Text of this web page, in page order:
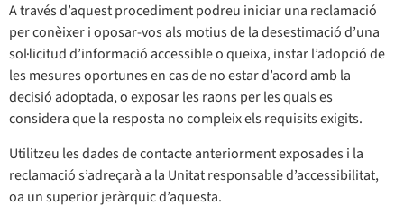
A través d’aquest procediment podreu iniciar una reclamació
per conèixer i oposar-vos als motius de la desestimació d’una
sol·licitud d’informació accessible o queixa, instar l’adopció de
les mesures oportunes en cas de no estar d’acord amb la
decisió adoptada, o exposar les raons per les quals es
considera que la resposta no compleix els requisits exigits.
Utilitzeu les dades de contacte anteriorment exposades i la
reclamació s’adreçarà a la Unitat responsable d’accessibilitat,
oa un superior jeràrquic d’aquesta.